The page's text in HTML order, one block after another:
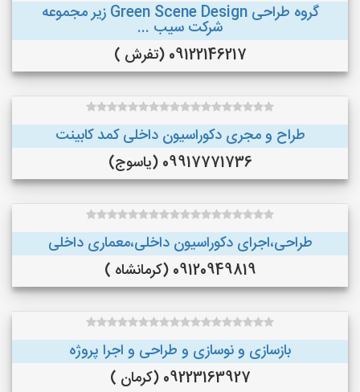
گروه طراحی Green Scene Design زیر مجموعه
شرکت سیب ...
09122146217 (تفرش )
طراح و مجری دکوراسیون داخلی کمد کابینت
09917771736 (یاسوج)
طراحی،اجرای دکوراسیون داخلی،معماری داخلی
09120949819 (کرمانشاه )
بازسازی و نوسازی و طراحی و اجرا پروژه
09223163927 (کرمان )